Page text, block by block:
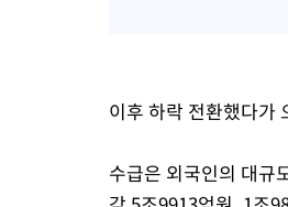
이후 하락 전환했다가
수급은 외국인의 대규